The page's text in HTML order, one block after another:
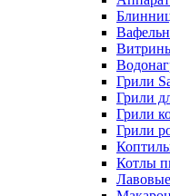
Грили
Грили
Грили
Грили
Котлы